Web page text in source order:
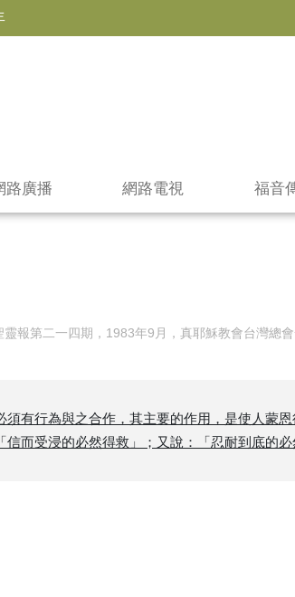
路廣播 網路電視 福音
報第二一四期，1983年9月，真耶穌教會台灣總會
須有行為與之合作，其主要的作用，是使人蒙
而受浸的必然得救」；又說：「忍耐到底的